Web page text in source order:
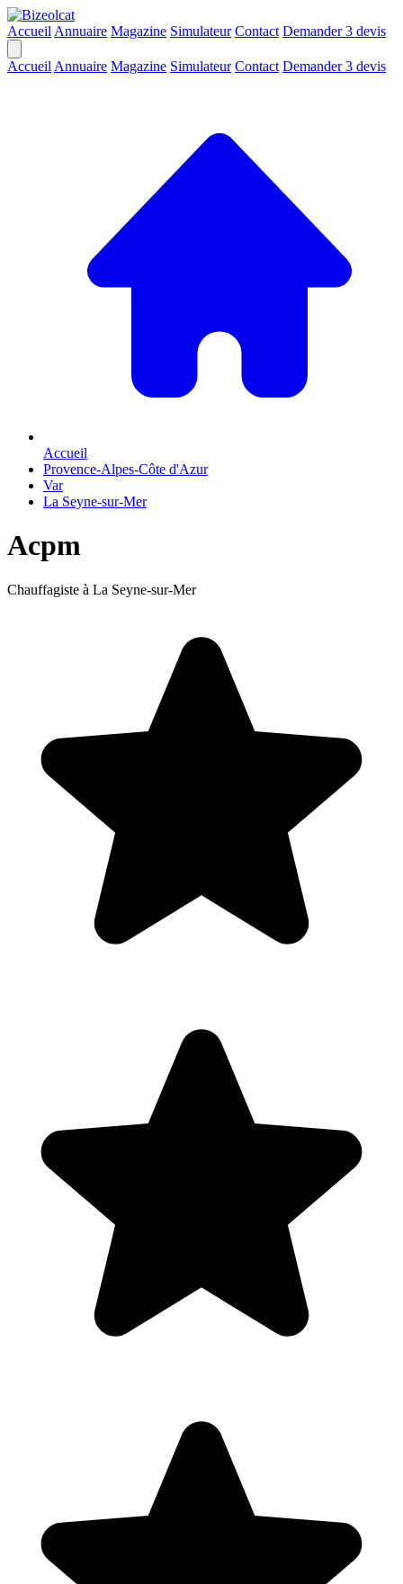
Accueil Annuaire Magazine Simulateur Contact Demander 3 devis
Accueil Annuaire Magazine Simulateur Contact Demander 3 devis
Accueil
Provence-Alpes-Côte d'Azur
Var
La Seyne-sur-Mer
Acpm
Chauffagiste à La Seyne-sur-Mer